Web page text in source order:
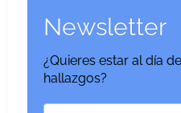
Newsletter
¿Quieres estar al día
hallazgos?